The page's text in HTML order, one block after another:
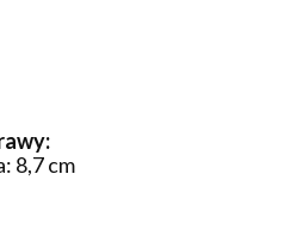
8,7 cm